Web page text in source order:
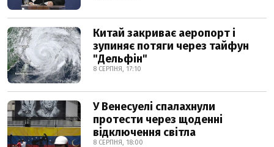
Китай закриває аеропорт і
зупиняє потяги через тайфун
"Дельфін"
8 СЕРПНЯ, 17:10
У Венесуелі спалахнули
протести через щоденні
відключення світла
8 СЕРПНЯ, 18:00